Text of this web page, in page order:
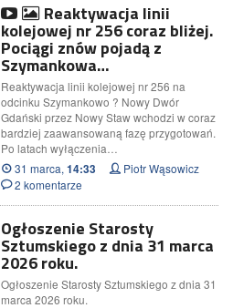
Reaktywacja linii
kolejowej nr 256 coraz bliżej.
Pociągi znów pojadą z
Szymankowa…
Reaktywacja linii kolejowej nr 256 na
odcinku Szymankowo ? Nowy Dwór
Gdański przez Nowy Staw wchodzi w coraz
bardziej zaawansowaną fazę przygotowań.
Po latach wyłączenia…
31 marca, 14:33
Piotr Wąsowicz
2 komentarze
Ogłoszenie Starosty
Sztumskiego z dnia 31 marca
2026 roku.
Ogłoszenie Starosty Sztumskiego z dnia 31
marca 2026 roku.